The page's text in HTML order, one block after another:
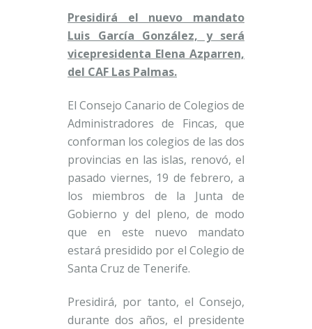
Presidirá el nuevo mandato
Luis García González, y será
vicepresidenta Elena Azparren,
del CAF Las Palmas.
El Consejo Canario de Colegios de
Administradores de Fincas, que
conforman los colegios de las dos
provincias en las islas, renovó, el
pasado viernes, 19 de febrero, a
los miembros de la Junta de
Gobierno y del pleno, de modo
que en este nuevo mandato
estará presidido por el Colegio de
Santa Cruz de Tenerife.
Presidirá, por tanto, el Consejo,
durante dos años, el presidente